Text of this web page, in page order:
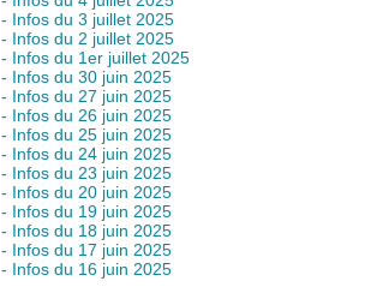
- Infos du 3 juillet 2025
- Infos du 2 juillet 2025
- Infos du 1er juillet 2025
- Infos du 30 juin 2025
- Infos du 27 juin 2025
- Infos du 26 juin 2025
- Infos du 25 juin 2025
- Infos du 24 juin 2025
- Infos du 23 juin 2025
- Infos du 20 juin 2025
- Infos du 19 juin 2025
- Infos du 18 juin 2025
- Infos du 17 juin 2025
- Infos du 16 juin 2025